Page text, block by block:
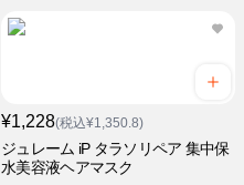
¥1,228(税込¥1,350.8)
ジュレーム iP タラソリペア 集中保
水美容液ヘアマスク